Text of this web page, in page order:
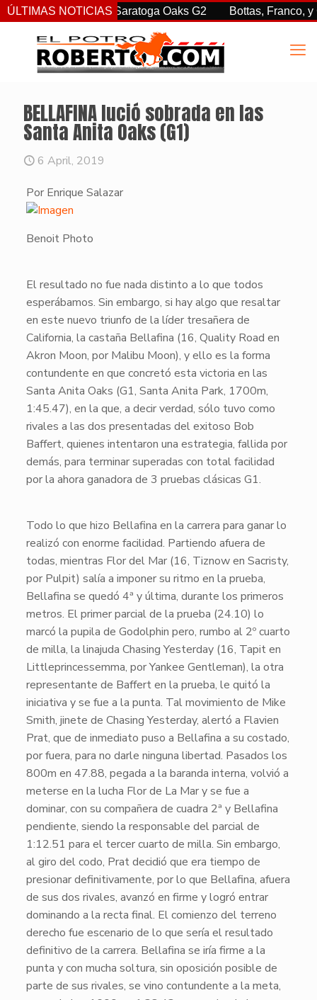
ÚLTIMAS NOTICIAS
en las Saratoga Oaks G2 Bottas, Franco, y
BELLAFINA lució sobrada en las
Santa Anita Oaks (G1)
6 April, 2019
Por Enrique Salazar
Benoit Photo
​El resultado no fue nada distinto a lo que todos
esperábamos. Sin embargo, si hay algo que resaltar
en este nuevo triunfo de la líder tresañera de
California, la castaña Bellafina (16, Quality Road en
Akron Moon, por Malibu Moon), y ello es la forma
contundente en que concretó esta victoria en las
Santa Anita Oaks (G1, Santa Anita Park, 1700m,
1:45.47), en la que, a decir verdad, sólo tuvo como
rivales a las dos presentadas del exitoso Bob
Baffert, quienes intentaron una estrategia, fallida por
demás, para terminar superadas con total facilidad
por la ahora ganadora de 3 pruebas clásicas G1.
​Todo lo que hizo Bellafina en la carrera para ganar lo
realizó con enorme facilidad. Partiendo afuera de
todas, mientras Flor del Mar(16, Tiznow en Sacristy,
por Pulpit) salía a imponer su ritmo en la prueba,
Bellafina se quedó 4ª y última, durante los primeros
metros. El primer parcial de la prueba (24.10) lo
marcó la pupila de Godolphin pero, rumbo al 2º cuarto
de milla, la linajuda Chasing Yesterday(16, Tapit en
Littleprincessemma, por Yankee Gentleman), la otra
representante de Bafferten la prueba, le quitó la
iniciativa y se fue a la punta. Tal movimiento de Mike
Smith, jinete de Chasing Yesterday, alertó a Flavien
Prat, que de inmediato puso a Bellafina a su costado,
por fuera, para no darle ninguna libertad. Pasados los
800m en 47.88, pegada a la baranda interna, volvió a
meterse en la lucha Flor de La Mary se fue a
dominar, con su compañera de cuadra 2ª y Bellafina
pendiente, siendo la responsable del parcial de
1:12.51 para el tercer cuarto de milla. Sin embargo,
al giro del codo, Pratdecidió que era tiempo de
presionar definitivamente, por lo que Bellafina, afuera
de sus dos rivales, avanzó en firme y logró entrar
dominando a la recta final. El comienzo del terreno
derecho fue escenario de lo que sería el resultado
definitivo de la carrera. Bellafina se iría firme a la
punta y con mucha soltura, sin oposición posible de
parte de sus rivales, se vino contundente a la meta,